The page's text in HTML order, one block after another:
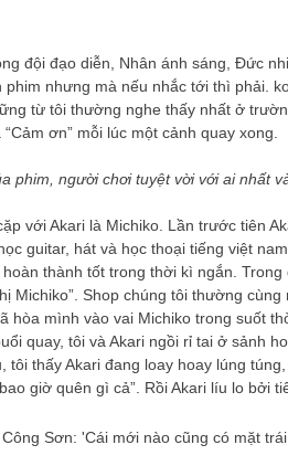
đội đạo diễn, Nhân ánh sáng, Đức
nhưng mà nếu nhắc tới thì phải.
từ tôi thường nghe thấy nhất ở
ơn” mỗi lúc một cảnh quay xong.
phim, người chơi tuyệt vời với ai nhất
với Akari là Michiko. Lần trước tiên
guitar, hát và học thoại tiếng việt
thành tốt trong thời kì ngắn.
Michiko”. Shop chúng tôi thường
hòa mình vào vai Michiko trong suốt
quay, tôi và Akari ngồi rỉ tai ở sảnh
tôi thấy Akari đang loay hoay lúng
giờ quên gì cả”. Rồi Akari líu lo bởi